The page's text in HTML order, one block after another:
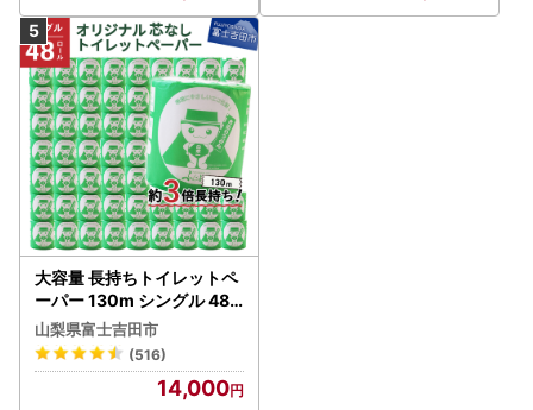
大容量 長持ちトイレットペ
ーパー 130m シングル 48R
芯なし 3倍巻 トイレット
山梨県富士吉田市
(516)
14,000